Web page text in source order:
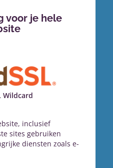
voor je hele
Wildcard
inclusief
sites gebruiken
diensten zoals e-